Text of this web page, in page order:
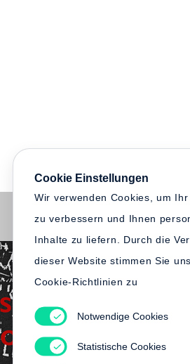
Cookie Einstellungen
Wir verwenden Cookies, um
zu verbessern und Ihnen
Inhalte zu liefern. Durch die
dieser Website stimmen Sie
Cookie-Richtlinien zu
Notwendige Cookies
Statistische Cookies